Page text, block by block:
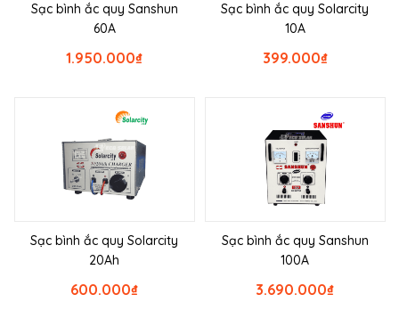
Sạc bình ắc quy Sanshun
60A
₫
1.950.000
Sạc bình ắc quy Solarcity
10A
₫
399.000
Sạc bình ắc quy Solarcity
20Ah
₫
600.000
Sạc bình ắc quy Sanshun
100A
₫
3.690.000